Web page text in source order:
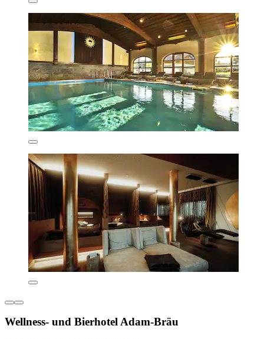
Wellness- und Bierhotel Adam-Bräu